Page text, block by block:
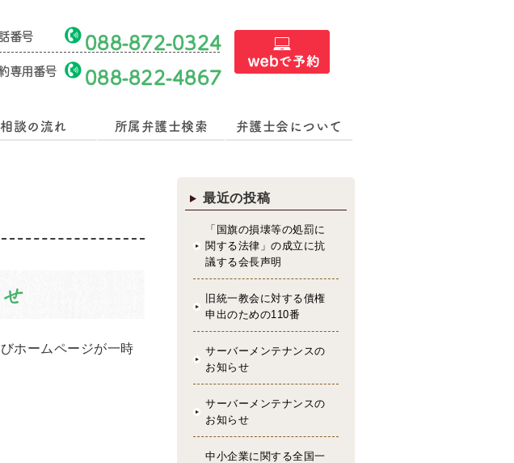
番号 088-872-0324
専用番号 088-822-4867
相談の流れ 所属弁護士検索 弁護士会について
ホームページが一時
最近の投稿
「国旗の損壊等の処罰に
関する法律」の成立に抗
議する会長声明
旧統一教会に対する債権
申出のための110番
サーバーメンテナンスの
お知らせ
サーバーメンテナンスの
お知らせ
中小企業に関する全国一